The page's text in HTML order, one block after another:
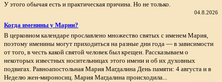
У этого обычая есть и практическая причина. Но не только.
04.8.2026
Когда именины у Марии?
В церковном календаре прославлено множество святых с именем Мария,
поэтому именины могут приходиться на разные дни года — в зависимости
от того, в честь какой святой человек был крещен. Рассказываем о
некоторых известных носительницах этого имени и об их духовных
подвигах. Равноапостольная Мария Магдалина День памяти: 4 августа и в
Неделю жен-мироносиц. Мария Магдалина происходила...